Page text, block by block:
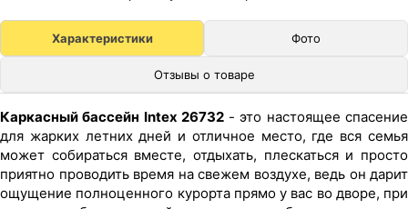
Характеристики Фото
Отзывы о товаре
Каркасный бассейн Intex 26732- это настоящее спасение
для жарких летних дней и отличное место, где вся семья
может собираться вместе, отдыхать, плескаться и просто
приятно проводить время на свежем воздухе, ведь он дарит
ощущение полноценного курорта прямо у вас во дворе, при